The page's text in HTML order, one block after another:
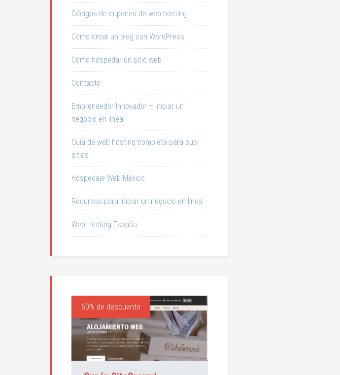
Códigos de cupones de web hosting
Cómo crear un blog con WordPress
Cómo hospedar un sitio web
Contacto
Emprendedor Innovador – Iniciar un
negocio en línea
Guía de web hosting completa para sus
sitios
Hospedaje Web México
Recursos para iniciar un negocio en línea
Web Hosting España
60% de descuento